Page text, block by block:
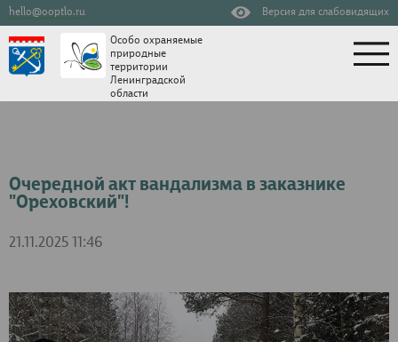
hello@ooptlo.ru Версия для слабовидящих
Особо охраняемые
природные
территории
Ленинградской
области
Очередной акт вандализма в заказнике
"Ореховский"!
21.11.2025 11:46